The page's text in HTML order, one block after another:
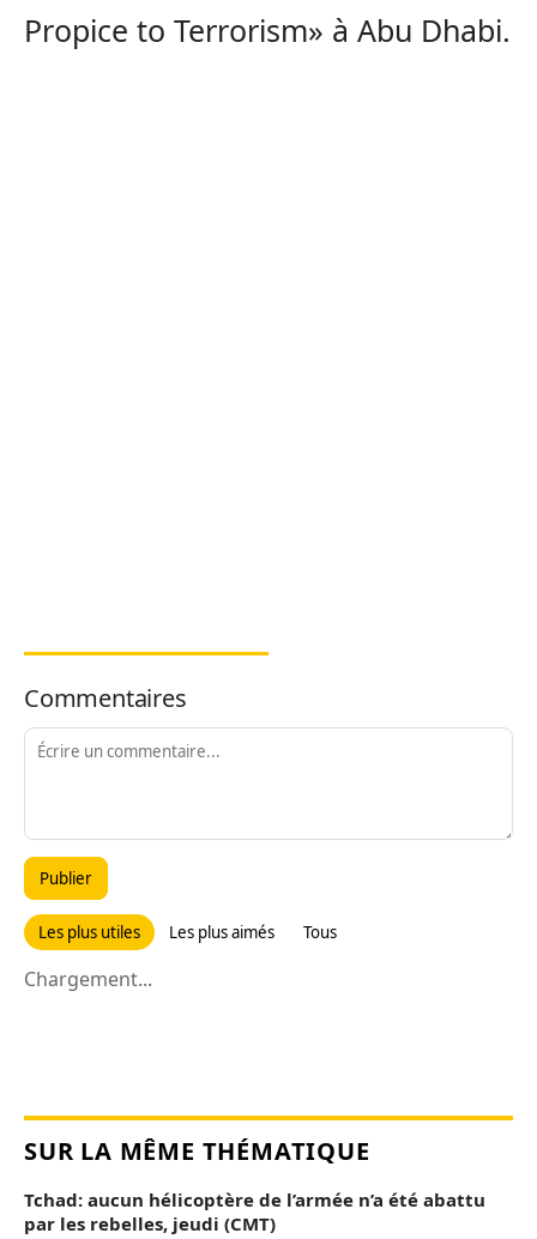
Propice to Terrorism» à Abu Dhabi.
Commentaires
Publier
Les plus utiles Les plus aimés Tous
Chargement...
SUR LA MÊME THÉMATIQUE
Tchad: aucun hélicoptère de l’armée n’a été abattu
par les rebelles, jeudi (CMT)